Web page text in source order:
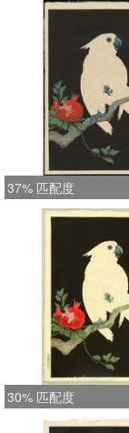
37% 匹配度
30% 匹配度